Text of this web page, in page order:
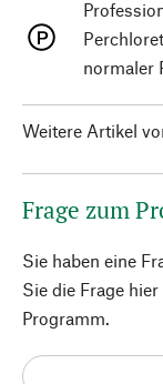
normaler
Weitere Artikel
Frage zum
Sie haben eine
Sie die Frage
Programm.